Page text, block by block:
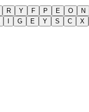
R Y F P E O N
I G E Y S C X